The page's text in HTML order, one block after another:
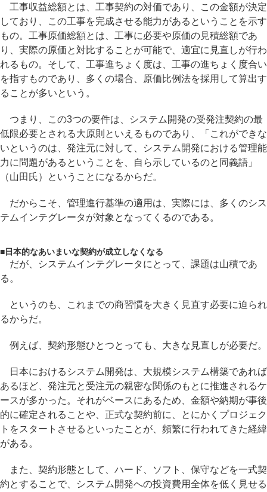
工事収益総額とは、工事契約の対価であり、この金額が決定
しており、この工事を完成させる能力があるということを示す
もの。工事原価総額とは、工事に必要や原価の見積総額であ
り、実際の原価と対比することが可能で、適宜に見直しが行わ
れるもの。そして、工事進ちょく度は、工事の進ちょく度合い
を指すものであり、多くの場合、原価比例法を採用して算出す
ることが多いという。
つまり、この3つの要件は、システム開発の受発注契約の最
低限必要とされる大原則といえるものであり、「これができな
いというのは、発注元に対して、システム開発における管理能
力に問題があるということを、自ら示しているのと同義語」
（山田氏）ということになるからだ。
だからこそ、管理進行基準の適用は、実際には、多くのシス
テムインテグレータが対象となってくるのである。
■日本的なあいまいな契約が成立しなくなる
だが、システムインテグレータにとって、課題は山積であ
る。
というのも、これまでの商習慣を大きく見直す必要に迫られ
るからだ。
例えば、契約形態ひとつとっても、大きな見直しが必要だ。
日本におけるシステム開発は、大規模システム構築であれば
あるほど、発注元と受注元の親密な関係のもとに推進されるケ
ースが多かった。それがベースにあるため、金額や納期が事後
的に確定されることや、正式な契約前に、とにかくプロジェク
トをスタートさせるといったことが、頻繁に行われてきた経緯
がある。
また、契約形態として、ハード、ソフト、保守などを一式契
約とすることで、システム開発への投資費用全体を低く見せる